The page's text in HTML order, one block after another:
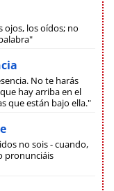
ojos, los oídos; no
No te harás
hay arriba en el
que están bajo ella."
no sois - cuando,
pronunciáis